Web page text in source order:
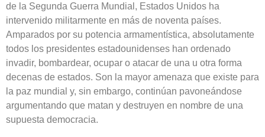
de la Segunda Guerra Mundial, Estados Unidos ha
intervenido militarmente en más de noventa países.
Amparados por su potencia armamentística, absolutamente
todos los presidentes estadounidenses han ordenado
invadir, bombardear, ocupar o atacar de una u otra forma
decenas de estados. Son la mayor amenaza que existe para
la paz mundial y, sin embargo, continúan pavoneándose
argumentando que matan y destruyen en nombre de una
supuesta democracia.